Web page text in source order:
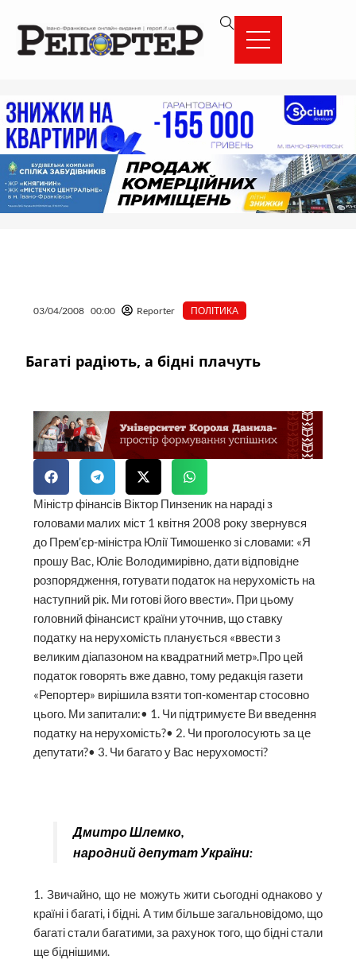
вмісту
03/04/2008 00:00 Reporter ПОЛІТИКА
Багаті радіють, а бідні плачуть
Міністр фінансів Віктор Пинзеник на нараді з
головами малих міст 1 квітня 2008 року звернувся
до Прем’єр-міністра Юлії Тимошенко зі словами: «Я
прошу Вас, Юліє Володимирівно, дати відповідне
розпорядження, готувати податок на нерухомість на
наступний рік. Ми готові його ввести». При цьому
головний фінансист країни уточнив, що ставку
податку на нерухомість планується «ввести з
великим діапазоном на квадратний метр».Про цей
податок говорять вже давно, тому редакція газети
«Репортер» вирішила взяти топ-коментар стосовно
цього. Ми запитали:• 1. Чи підтримуєте Ви введення
податку на нерухомість?• 2. Чи проголосують за це
депутати?• 3. Чи багато у Вас нерухомості?
Дмитро Шлемко,
народний депутат України:
1. Звичайно, що не можуть жити сьогодні однаково у
країні і багаті, і бідні. А тим більше загальновідомо, що
багаті стали багатими, за рахунок того, що бідні стали
ще біднішими.